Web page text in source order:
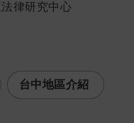
律研究中心
台中地區介紹